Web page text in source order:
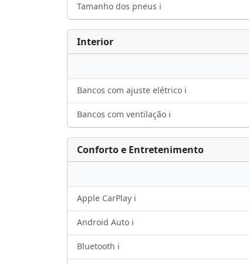
Tamanho dos pneus ℹ️
Interior
Bancos com ajuste elétrico ℹ️
Bancos com ventilação ℹ️
Conforto e Entretenimento
Apple CarPlay ℹ️
Android Auto ℹ️
Bluetooth ℹ️